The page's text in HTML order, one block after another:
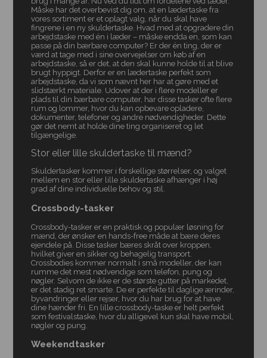
Måske har det overbevist dig om, at en lædertaske fra
vores sortiment er et oplagt valg, når du skal have
fingrene i en ny skuldertaske. Hvad med at opgradere din
arbejdstaske med én i læder – måske endda en, som kan
passe på din bærbare computer? Er der én ting, der er
værd at tage med i sine overvejelser om køb af en
arbejdstaske, så er det, at den skal kunne holde til at blive
brugt hyppigt. Derfor er en lædertaske perfekt som
arbejdstaske, da vi som nævnt her har at gøre med et
slidstærkt materiale. Udover at der i flere modeller er
plads til din bærbare computer, har disse tasker ofte flere
rum og lommer, hvor du kan opbevare opladere,
dokumenter, telefoner og andre nødvendigheder. Dette
gør det nemt at holde dine ting organiseret og let
tilgængelige.
Stor eller lille skuldertaske til mænd?
Skuldertasker kommer i forskellige størrelser, og valget
mellem en stor eller lille skuldertaske afhænger i høj
grad af dine individuelle behov og stil.
Crossbody-tasker
Crossbody-tasker er en praktisk og populær løsning for
mænd, der ønsker en hands-free måde at bære deres
ejendele på. Disse tasker bæres skråt over kroppen,
hvilket giver en sikker og behagelig transport.
Crossbodies kommer normalt i små modeller, der kan
rumme det mest nødvendige som telefon, pung og
nøgler. Selvom de ikke er de største gutter på markedet,
er det stadig ret smarte. De er perfekte til daglige ærinder,
byvandringer eller rejser, hvor du har brug for at have
dine hænder fri. En lille crossbody-taske er helt perfekt
som festivalstaske, hvor du alligevel kun skal have mobil,
nøgler og pung.
Weekendtasker